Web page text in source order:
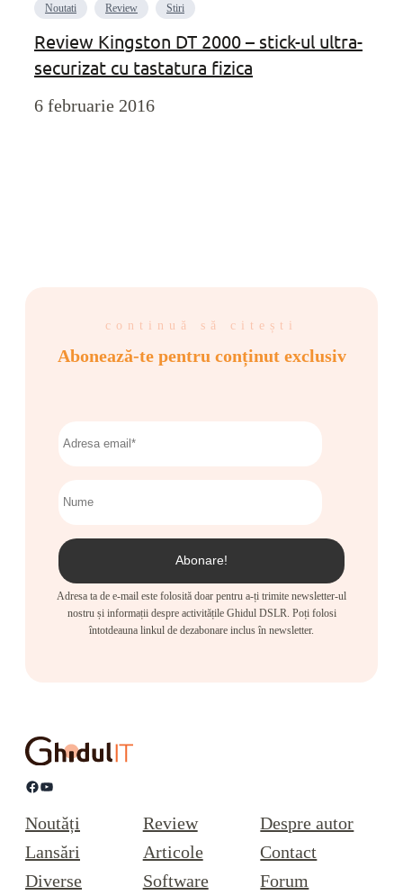
Noutati Review Stiri
Review Kingston DT 2000 – stick-ul ultra-
securizat cu tastatura fizica
6 februarie 2016
continuă să citești
Abonează-te pentru conținut exclusiv
Adresa ta de e-mail este folosită doar pentru a-ți trimite newsletter-ul
nostru și informații despre activitățile Ghidul DSLR. Poți folosi
întotdeauna linkul de dezabonare inclus în newsletter.
Facebook YouTube
Noutăți
Lansări
Diverse
Review
Articole
Software
Despre autor
Contact
Forum